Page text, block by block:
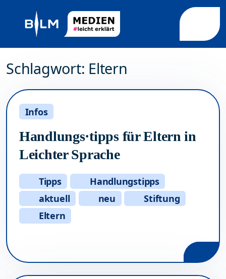
Weiter zum Inhalt
Weiter zum Fuß der Seite
Schlagwort: Eltern
Infos
Handlungs·tipps für Eltern in
Leichter Sprache
Tipps
Handlungstipps
aktuell
neu
Stiftung
Eltern